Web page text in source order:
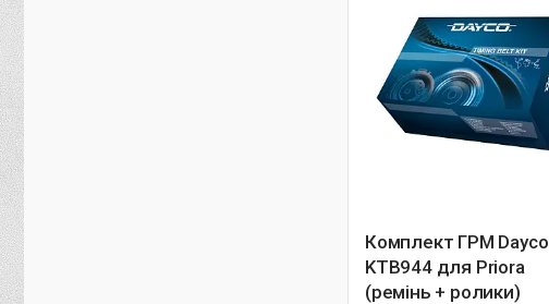
Комплект ГРМ Dayco
KTB944 для Priora
(ремінь + ролики)